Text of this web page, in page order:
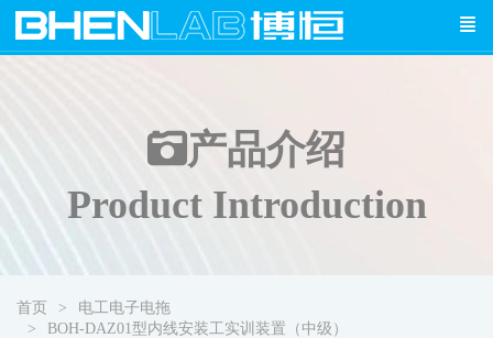
产品介绍
Product Introduction
首页
电工电子电拖
BOH-DAZ01型内线安装工实训装置（中级）